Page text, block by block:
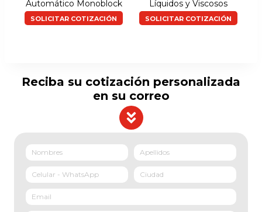
Automático Monoblock
SOLICITAR COTIZACIÓN
Líquidos y Viscosos
SOLICITAR COTIZACIÓN
Reciba su cotización personalizada
en su correo